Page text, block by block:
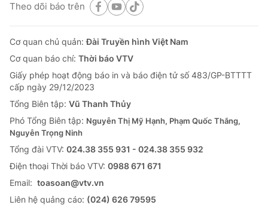
Theo dõi báo trên
Cơ quan chủ quản:Đài Truyền hình Việt Nam
Cơ quan báo chí: Thời báo VTV
Giấy phép hoạt động báo in và báo điện tử số 483/GP-BTTTT
cấp ngày 29/12/2023
Tổng Biên tập: Vũ Thanh Thủy
Phó Tổng Biên tập: Nguyễn Thị Mỹ Hạnh, Phạm Quốc Thắng,
Nguyễn Trọng Ninh
Tổng đài VTV: 024.38 355 931 - 024.38 355 932
Ðiện thoại Thời báo VTV: 0988 671 671
Email: toasoan@vtv.vn
Liên hệ quảng cáo: (024) 626 79595